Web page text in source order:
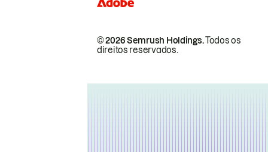
© 2026 Semrush Holdings.Todos os
direitos reservados.